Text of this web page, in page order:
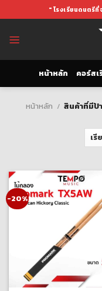
to
" โรงเรียนดนตรีที่
หน้าหลัก คอร์สเ
หน้าหลัก / สินค้าที่มีป้
-20%